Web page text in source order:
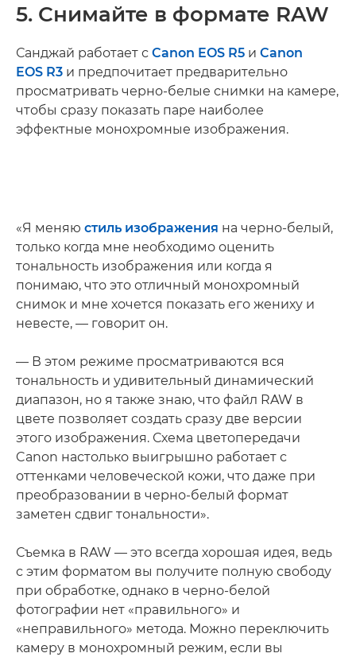
5. Снимайте в формате RAW
Санджай работает с Canon EOS R5 и Canon
EOS R3 и предпочитает предварительно
просматривать черно-белые снимки на камере,
чтобы сразу показать паре наиболее
эффектные монохромные изображения.
«Я меняю стиль изображения на черно-белый,
только когда мне необходимо оценить
тональность изображения или когда я
понимаю, что это отличный монохромный
снимок и мне хочется показать его жениху и
невесте, — говорит он.
— В этом режиме просматриваются вся
тональность и удивительный динамический
диапазон, но я также знаю, что файл RAW в
цвете позволяет создать сразу две версии
этого изображения. Схема цветопередачи
Canon настолько выигрышно работает с
оттенками человеческой кожи, что даже при
преобразовании в черно-белый формат
заметен сдвиг тональности».
Съемка в RAW — это всегда хорошая идея, ведь
с этим форматом вы получите полную свободу
при обработке, однако в черно-белой
фотографии нет «правильного» и
«неправильного» метода. Можно переключить
камеру в монохромный режим, если вы